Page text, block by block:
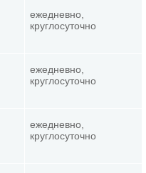
ежедневно,
круглосуточно
ежедневно,
круглосуточно
ежедневно,
круглосуточно